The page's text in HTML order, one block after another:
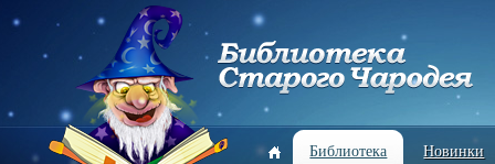
Библиотека Новинки